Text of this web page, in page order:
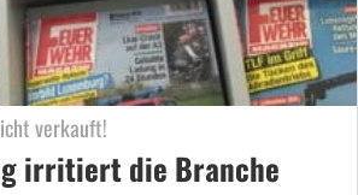
verkauft!
irritiert die Branche